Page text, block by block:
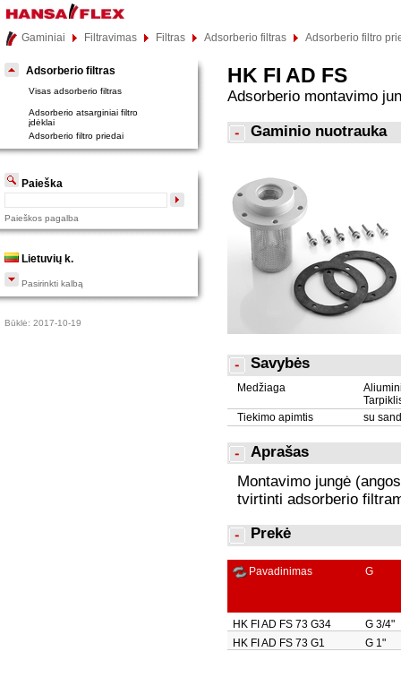
Gaminiai Filtravimas Filtras Adsorberio filtras Adsorberio filtro
Adsorberio filtras
Visas adsorberio filtras
Adsorberio atsarginiai filtro
įdėklai
Adsorberio filtro priedai
Paieška
Paieškos pagalba
Lietuvių k.
Pasirinkti kalbą
Būklė: 2017-10-19
HK FI AD FS
Adsorberio montavimo
Gaminio nuotrauka
Savybės
Medžiaga
Tiekimo apimtis
su
Aprašas
Montavimo jungė
tvirtinti adsorberio
Prekė
Pavadinimas G
HK FI AD FS 73 G34
G 3/4"
HK FI AD FS 73 G1
G 1"